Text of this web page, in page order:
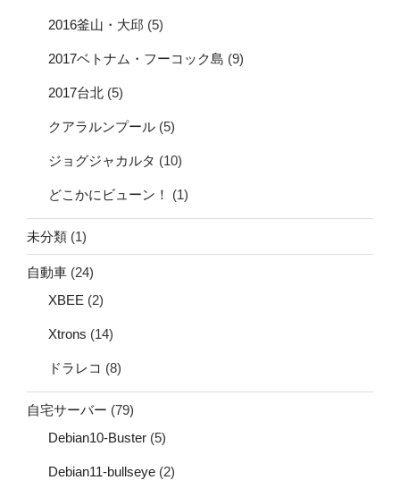
2016釜山・大邱 (5)
2017ベトナム・フーコック島 (9)
2017台北 (5)
クアラルンプール (5)
ジョグジャカルタ (10)
どこかにビューン！ (1)
未分類 (1)
自動車 (24)
XBEE (2)
Xtrons (14)
ドラレコ (8)
自宅サーバー (79)
Debian10-Buster (5)
Debian11-bullseye (2)